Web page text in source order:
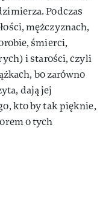
Podczas
mężczyznach,
śmierci,
i starości, czyli
bo zarówno
dają jej
kto by tak pięknie,
o tych